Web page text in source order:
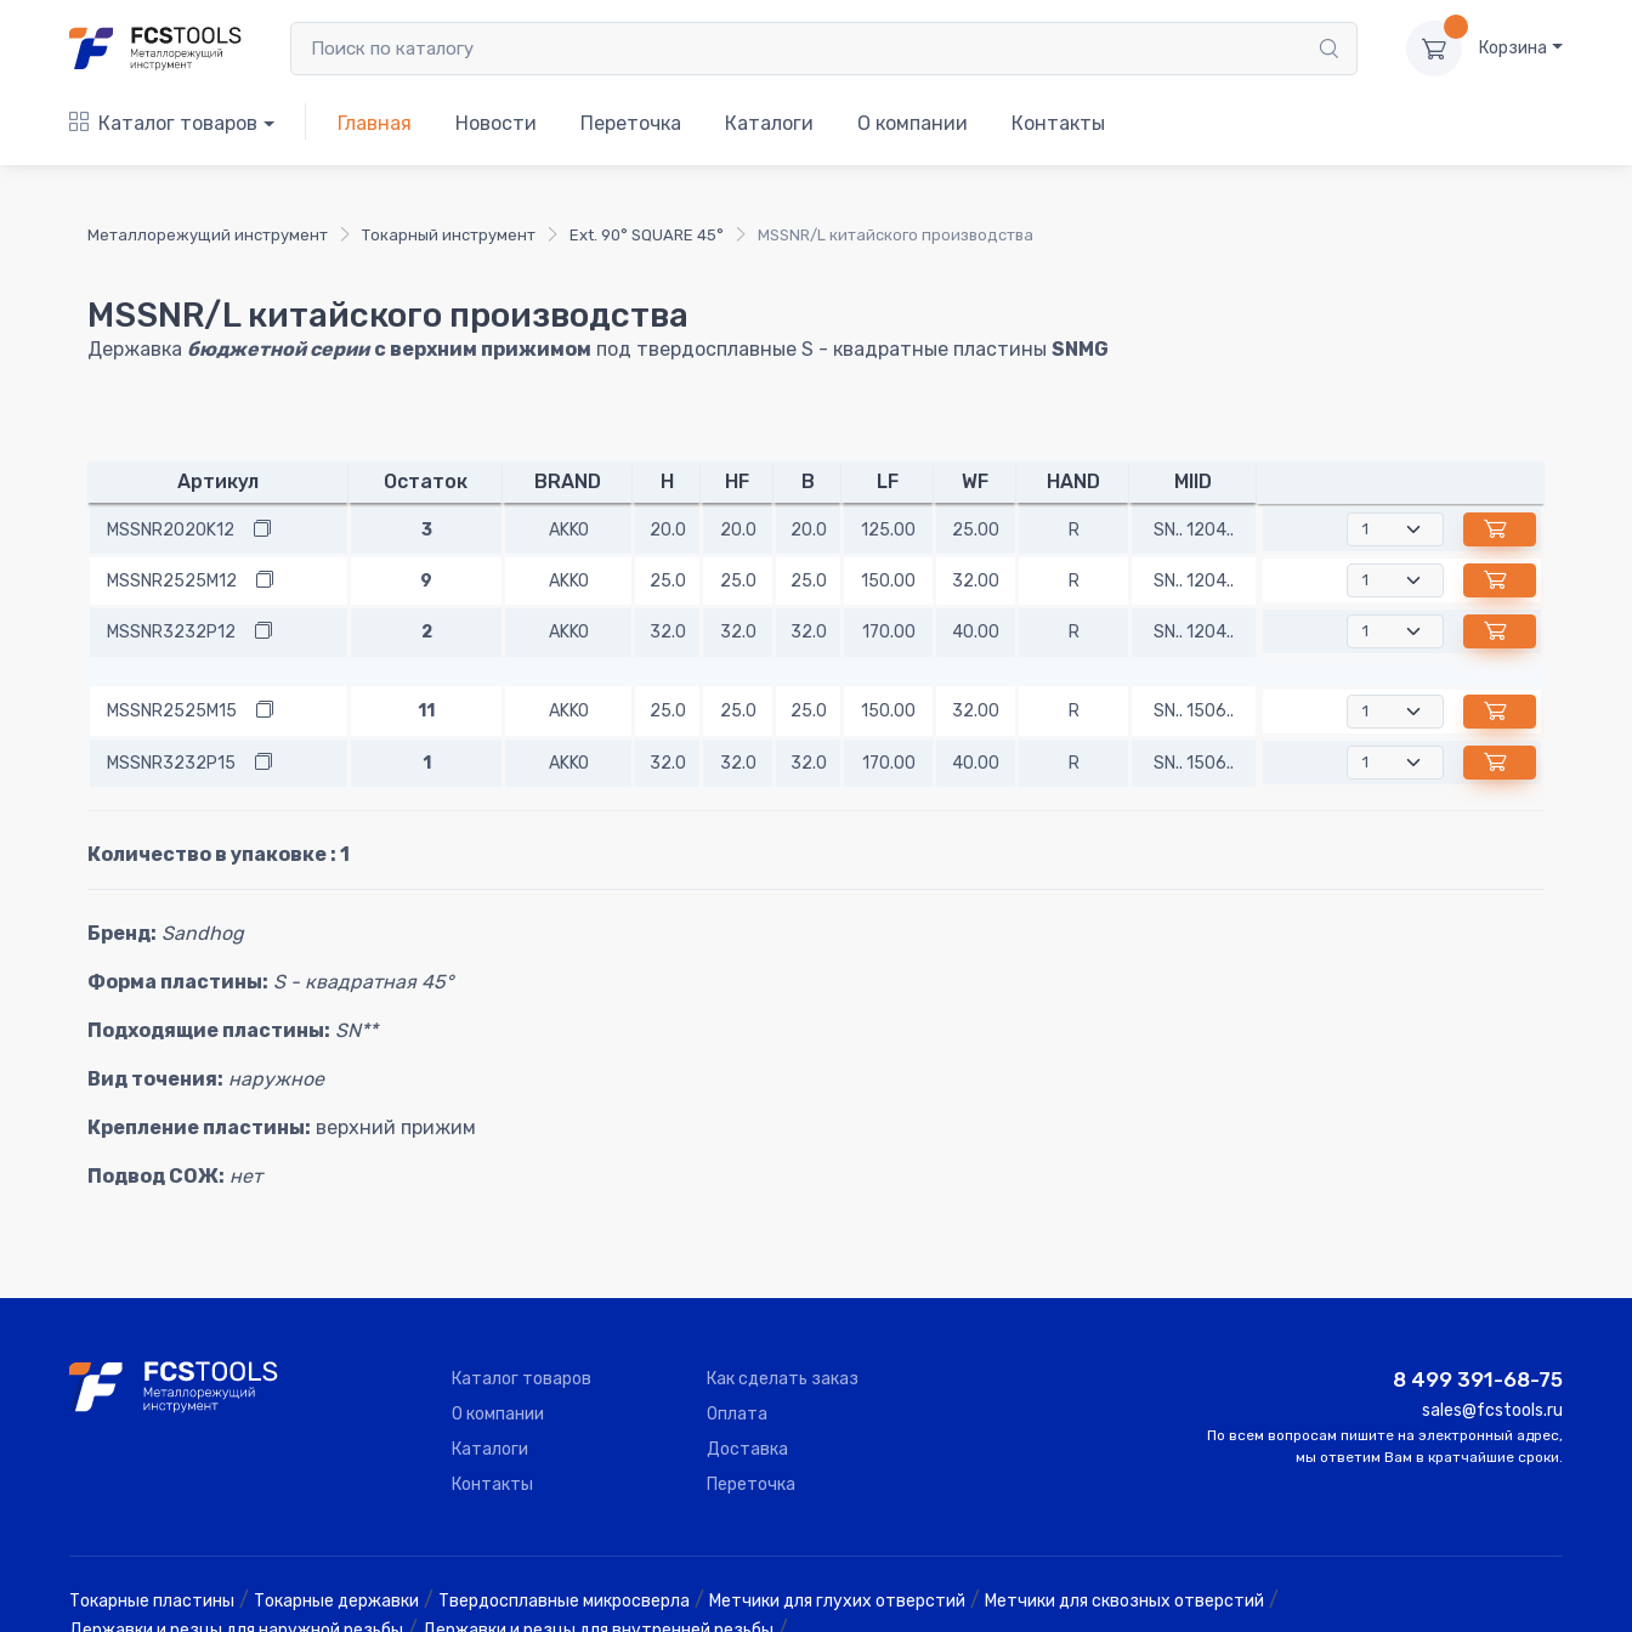
Корзина
Каталог товаров Главная Новости Переточка Каталоги О компании Контакты
Металлорежущий инструмент Токарный инструмент Ext. 90° SQUARE 45° MSSNR/L китайского производства
MSSNR/L китайского производства
Державка бюджетной серии с верхним прижимом под твердосплавные S - квадратные пластины SNMG
Артикул Остаток BRAND H HF B LF WF HAND MIID
MSSNR2020K12 3 AKKO 20.0 20.0 20.0 125.00 25.00 R SN.. 1204..
MSSNR2525M12 9 AKKO 25.0 25.0 25.0 150.00 32.00 R SN.. 1204..
MSSNR3232P12 2 AKKO 32.0 32.0 32.0 170.00 40.00 R SN.. 1204..
MSSNR2525M15 11 AKKO 25.0 25.0 25.0 150.00 32.00 R SN.. 1506..
MSSNR3232P15 1 AKKO 32.0 32.0 32.0 170.00 40.00 R SN.. 1506..
Количество в упаковке : 1
Бренд: Sandhog
Форма пластины: S - квадратная 45°
Подходящие пластины: SN**
Вид точения: наружное
Крепление пластины: верхний прижим
Подвод СОЖ: нет
Каталог товаров
О компании
Каталоги
Контакты
Как сделать заказ
Оплата
Доставка
Переточка
8 499 391-68-75
sales@fcstools.ru
По всем вопросам пишите на электронный адрес,
мы ответим Вам в кратчайшие сроки.
Токарные пластины / Токарные державки / Твердосплавные микросверла / Метчики для глухих отверстий / Метчики для сквозных отверстий /